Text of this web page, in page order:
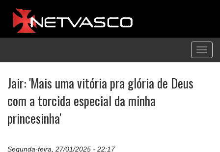
Jair: 'Mais uma vitória pra glória de Deus
com a torcida especial da minha
princesinha'
Segunda-feira, 27/01/2025 - 22:17